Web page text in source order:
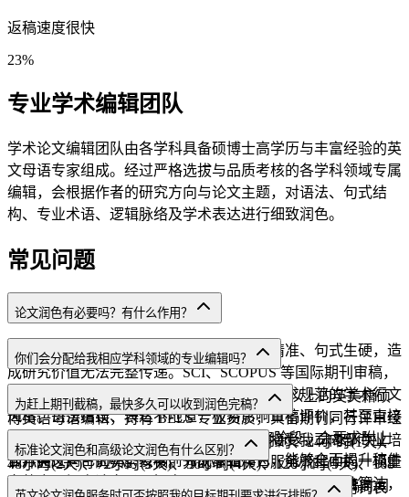
返稿速度很快
23%
专业学术编辑团队
学术论文编辑团队由各学科具备硕博士高学历与丰富经验的英
文母语专家组成。经过严格选拔与品质考核的各学科领域专属
编辑，会根据作者的研究方向与论文主题，对语法、句式结
构、专业术语、逻辑脉络及学术表达进行细致润色。
常见问题
论文润色有必要吗？有什么作用？
英文论文润色，可有效避免因语言表达不精准、句式生硬，造
成研究价值无法完整传递。SCI、SCOPUS 等国际期刊审稿，
不仅考核英文准确度与可读性，同时严格要求规范的学术行文
风格。语法错误、表达不地道，极易影响审稿评价，甚至直接
导致拒稿。 此外，不少期刊在投稿或返修阶段，会要求附上
官方英文润色证明。投稿前完成专业润色，能够全面提升稿件
完整度，提高论文录用概率。
你们会分配给我相应学科领域的专业编辑吗？
当然会。我们拥有 2,000 余名平均从业 10 年以上的英美籍硕
博英语母语编辑，持有 BELS 专业资质，具备期刊同行评审经
验，学科背景覆盖 215 个细分学科，均已接受我司内部专业培
训并通过严苛的实务考核。分配编辑作为服务流程中的一项重
要步骤，工作人员会结合我司自行研发的编辑匹配系统算法，
为赶上期刊截稿，最快多久可以收到润色完稿？
我们提供的返稿时间选项有：9小时、13小时、24小时(1天)、
48小时(2天)、72小时(3天)、96小时(4天)、120小时(5天)、168
小时(7天)，您可以依照自己的日程安排灵活选择。返稿时间
标准论文润色和高级论文润色有什么区别？
标准论文润色服务侧重基础优化，包含语法、标点、用词表